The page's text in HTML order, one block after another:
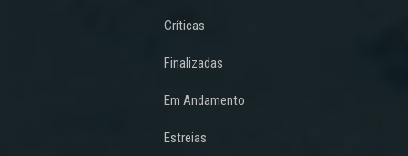
Críticas
Finalizadas
Em Andamento
Estreias